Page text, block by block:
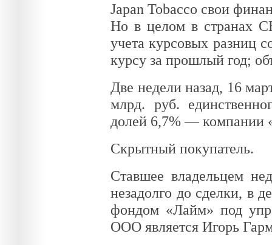
Japan Tobacco свои
Но в целом в странах
учета курсовых разниц
курсу за прошлый год;
Две недели назад, 16
млрд. руб.
долей 6,7% — компании
Скрытный покупатель.
Ставшее владельцем
незадолго до сделки, в
фондом «Лайм» под
ООО является Игорь